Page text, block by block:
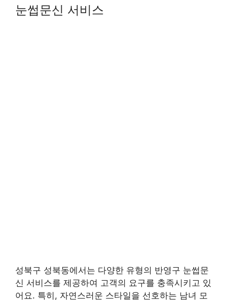
눈썹문신 서비스
성북구 성북동에서는 다양한 유형의 반영구 눈썹문
신 서비스를 제공하여 고객의 요구를 충족시키고 있
어요. 특히, 자연스러운 스타일을 선호하는 남녀 모